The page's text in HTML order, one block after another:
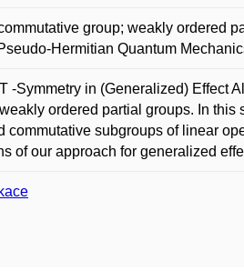
group; weakly ordered
Hermitian Quantum
-Symmetry in (Generalized) Effect
ordered partial groups. In this
subgroups of linear
of our approach for generalized